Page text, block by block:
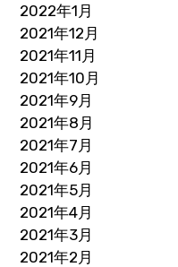
2022年1月
2021年12月
2021年11月
2021年10月
2021年9月
2021年8月
2021年7月
2021年6月
2021年5月
2021年4月
2021年3月
2021年2月